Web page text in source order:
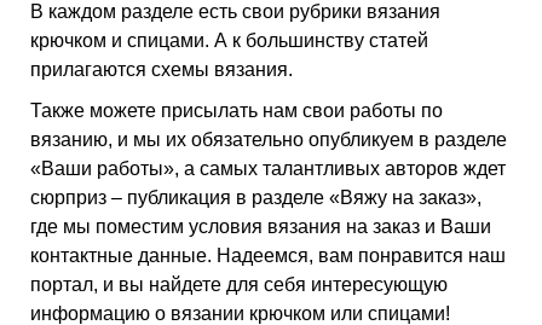
В каждом разделе есть свои рубрики вязания
крючком и спицами. А к большинству статей
прилагаются схемы вязания.
Также можете присылать нам свои работы по
вязанию, и мы их обязательно опубликуем в разделе
«Ваши работы», а самых талантливых авторов ждет
сюрприз – публикация в разделе «Вяжу на заказ»,
где мы поместим условия вязания на заказ и Ваши
контактные данные. Надеемся, вам понравится наш
портал, и вы найдете для себя интересующую
информацию о вязании крючком или спицами!